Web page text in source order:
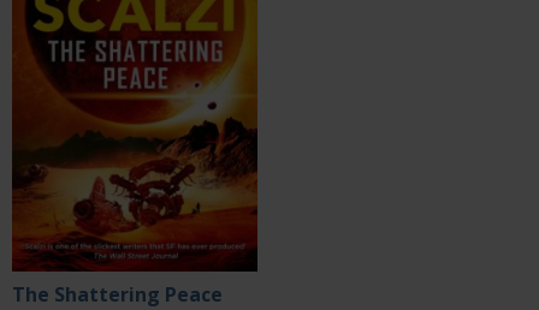
The Shattering Peace